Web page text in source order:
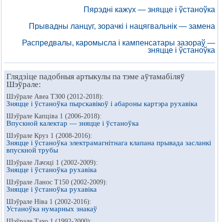
Пярэдні кажух — зняцце і ўстаноўка
Прывадны ланцуг, зорачкі і нацягвальнік — замена
Распредвалы, каромысла і кампенсатары зазораў —
зняцце і ўстаноўка
Глядзіце падобныя артыкулы па тэме аўтамабіляў
Шэўрале:
Шэўрале Авеа Т300 (2012-2018):
Зняцце і ўстаноўка пырскавікоў і абароны картэра рухавіка
Шэўрале Капціва 1 (2006-2018):
Впускной калектар — зняцце і ўстаноўка
Шэўрале Круз 1 (2008-2016):
Зняцце і ўстаноўка электрамагнітнага клапана прывада засланкі
впускной трубы
Шэўрале Лачэці 1 (2002-2009):
Зняцце і ўстаноўка рухавіка
Шэўрале Ланос Т150 (2002-2009):
Зняцце і ўстаноўка рухавіка
Шэўрале Ніва 1 (2002-2016):
Устаноўка нумарных знакаў